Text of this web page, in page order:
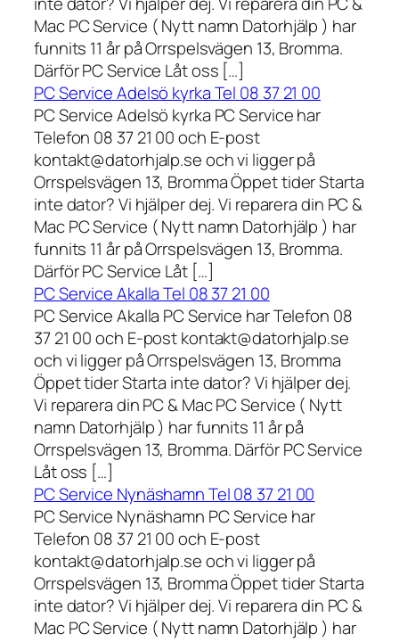
Mac PC Service ( Nytt namn Datorhjälp ) har
funnits 11 år på Orrspelsvägen 13, Bromma.
Därför PC Service Låt oss […]
PC Service Adelsö kyrka Tel 08 37 21 00
PC Service Adelsö kyrka PC Service har
Telefon 08 37 21 00 och E-post
kontakt@datorhjalp.se och vi ligger på
Orrspelsvägen 13, Bromma Öppet tider Starta
inte dator? Vi hjälper dej. Vi reparera din PC &
Mac PC Service ( Nytt namn Datorhjälp ) har
funnits 11 år på Orrspelsvägen 13, Bromma.
Därför PC Service Låt […]
PC Service Akalla Tel 08 37 21 00
PC Service Akalla PC Service har Telefon 08
37 21 00 och E-post kontakt@datorhjalp.se
och vi ligger på Orrspelsvägen 13, Bromma
Öppet tider Starta inte dator? Vi hjälper dej.
Vi reparera din PC & Mac PC Service ( Nytt
namn Datorhjälp ) har funnits 11 år på
Orrspelsvägen 13, Bromma. Därför PC Service
Låt oss […]
PC Service Nynäshamn Tel 08 37 21 00
PC Service Nynäshamn PC Service har
Telefon 08 37 21 00 och E-post
kontakt@datorhjalp.se och vi ligger på
Orrspelsvägen 13, Bromma Öppet tider Starta
inte dator? Vi hjälper dej. Vi reparera din PC &
Mac PC Service ( Nytt namn Datorhjälp ) har